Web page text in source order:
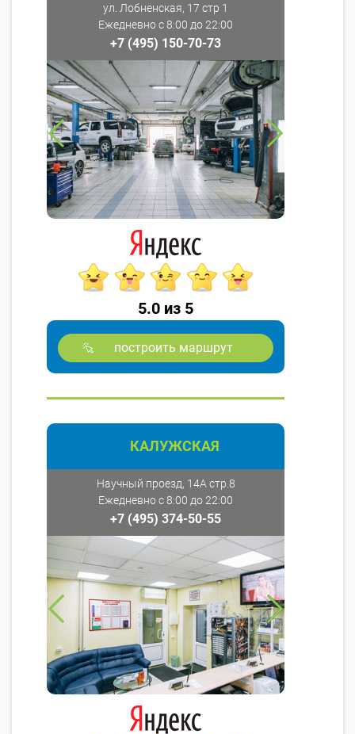
ул. Лобненская, 17 стр 1
Ежедневно с 8:00 до 22:00
+7 (495) 150-70-73
5.0 из 5
построить маршрут
КАЛУЖСКАЯ
Научный проезд, 14А стр.8
Ежедневно с 8:00 до 22:00
+7 (495) 374-50-55